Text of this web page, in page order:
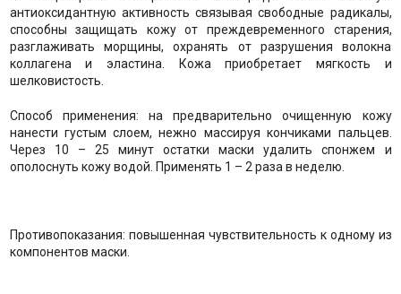
антиоксидантную активность связывая свободные радикалы,
способны защищать кожу от преждевременного старения,
разглаживать морщины, охранять от разрушения волокна
коллагена и эластина. Кожа приобретает мягкость и
шелковистость.
Способ применения: на предварительно очищенную кожу
нанести густым слоем, нежно массируя кончиками пальцев.
Через 10 – 25 минут остатки маски удалить спонжем и
ополоснуть кожу водой. Применять 1 – 2 раза в неделю.
Противопоказания: повышенная чувствительность к одному из
компонентов маски.